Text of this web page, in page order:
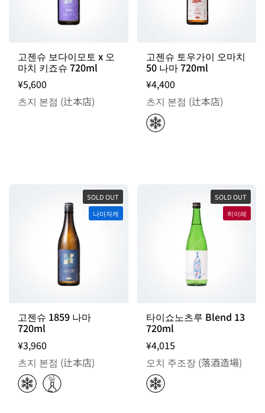
고젠슈 보다이모토 x 오
마치 키죠슈 720ml
¥5,600
츠지 본점 (辻本店)
고젠슈 토우가이 오마치
50 나마 720ml
¥4,400
츠지 본점 (辻本店)
고젠슈 1859 나마
720ml
¥3,960
츠지 본점 (辻本店)
SOLD OUT
나마자케
타이쇼노츠루 Blend 13
720ml
¥4,015
오치 주조장 (落酒造場)
SOLD OUT
히이레